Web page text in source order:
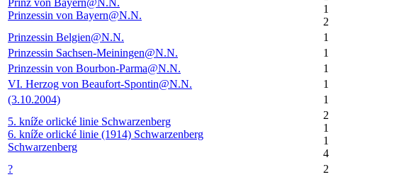
Prinzessin von Bayern@N.N.
1
2
Prinzessin Belgien@N.N.
1
Prinzessin Sachsen-Meiningen@N.N.
1
Prinzessin von Bourbon-Parma@N.N.
1
VI. Herzog von Beaufort-Spontin@N.N.
1
(3.10.2004)
1
5. kníže orlické linie Schwarzenberg
6. kníže orlické linie (1914) Schwarzenberg
Schwarzenberg
2
1
1
4
?
2